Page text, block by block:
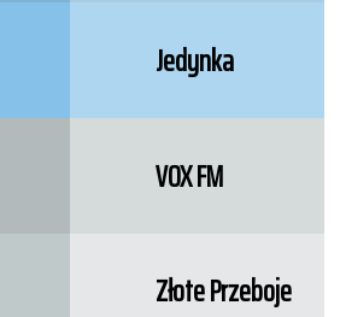
Jedynka
VOX FM
Złote Przeboje